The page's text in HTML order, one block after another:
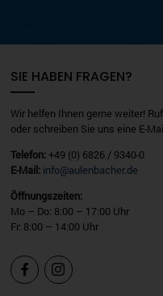
SIE HABEN FRAGEN?
Wir helfen Ihnen gerne weiter!
oder schreiben Sie uns eine E-
Telefon:+49 (0) 6826 / 9340-0
E-Mail: info@aulenbacher.de
Öffnungszeiten:
Mo – Do: 8:00 – 17:00 Uhr
Fr: 8:00 – 14:00 Uhr
 